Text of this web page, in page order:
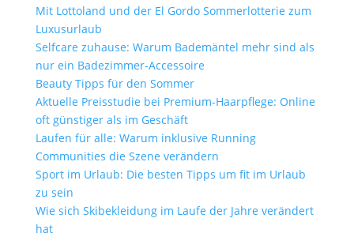
Mit Lottoland und der El Gordo Sommerlotterie zum
Luxusurlaub
Selfcare zuhause: Warum Bademäntel mehr sind als
nur ein Badezimmer-Accessoire
Beauty Tipps für den Sommer
Aktuelle Preisstudie bei Premium-Haarpflege: Online
oft günstiger als im Geschäft
Laufen für alle: Warum inklusive Running
Communities die Szene verändern
Sport im Urlaub: Die besten Tipps um fit im Urlaub
zu sein
Wie sich Skibekleidung im Laufe der Jahre verändert
hat